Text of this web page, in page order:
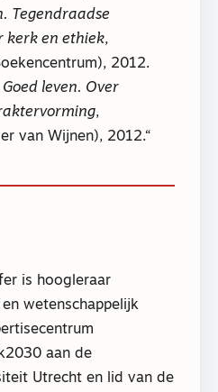
Tegendraadse
kerk en ethiek,
2012.
Goed leven. Over
,
van Wijnen), 2012.
is hoogleraar
wetenschappelijk
aan de
Utrecht en lid van de